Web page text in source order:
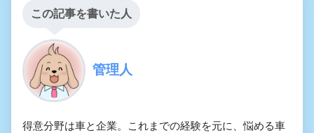
この記事を書いた人
管理人
得意分野は車と企業。これまでの経験を元に、悩める車